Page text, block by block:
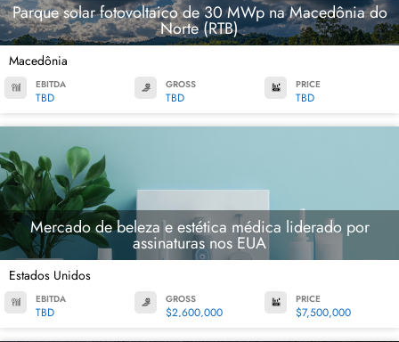
Parque solar fotovoltaico de 30 MWp na Macedônia do
Norte (RTB)
Macedônia
EBITDA
TBD
GROSS
TBD
PRICE
TBD
Mercado de beleza e estética médica liderado por
assinaturas nos EUA
Estados Unidos
EBITDA
TBD
GROSS
$2,600,000
PRICE
$7,500,000